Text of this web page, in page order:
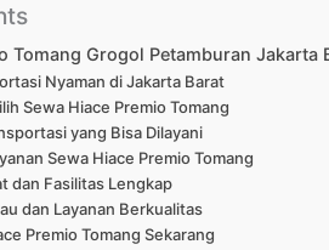
Tomang Grogol Petamburan Jakarta
Nyaman di Jakarta Barat
Sewa Hiace Premio Tomang
yang Bisa Dilayani
Sewa Hiace Premio Tomang
dan Fasilitas Lengkap
dan Layanan Berkualitas
Premio Tomang Sekarang